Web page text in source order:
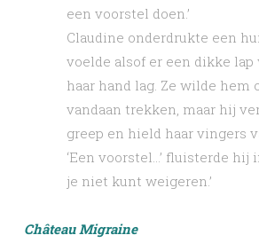
een voorstel doen.’
Claudine onderdrukte een
voelde alsof er een dikke lap
haar hand lag. Ze wilde hem
vandaan trekken, maar hij
greep en hield haar vingers
‘Een voorstel…’ fluisterde hij
je niet kunt weigeren.’
Château Migraine